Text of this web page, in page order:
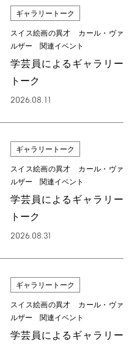
ギャラリートーク
スイス絵画の異才 カール・ヴァ
ルザー 関連イベント
学芸員によるギャラリー
トーク
2026.08.11
ギャラリートーク
スイス絵画の異才 カール・ヴァ
ルザー 関連イベント
学芸員によるギャラリー
トーク
2026.08.31
ギャラリートーク
スイス絵画の異才 カール・ヴァ
ルザー 関連イベント
学芸員によるギャラリー